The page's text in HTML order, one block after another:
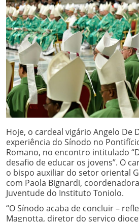
Hoje, o cardeal vigário Angelo De
experiência do Sínodo no
Romano, no encontro intitulado
desafio de educar os jovens”. O
o bispo auxiliar do setor oriental
com Paola Bignardi,
Juventude do Instituto Toniolo.
“O Sínodo acaba de concluir –
Magnotta, diretor do serviço